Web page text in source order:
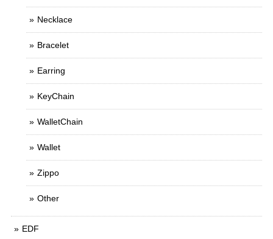
Necklace
Bracelet
Earring
KeyChain
WalletChain
Wallet
Zippo
Other
EDF